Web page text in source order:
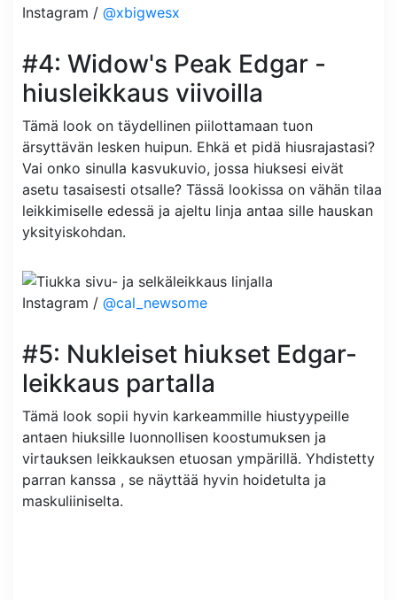
Instagram / @xbigwesx
#4: Widow's Peak Edgar -
hiusleikkaus viivoilla
Tämä look on täydellinen piilottamaan tuon
ärsyttävän lesken huipun. Ehkä et pidä hiusrajastasi?
Vai onko sinulla kasvukuvio, jossa hiuksesi eivät
asetu tasaisesti otsalle? Tässä lookissa on vähän tilaa
leikkimiselle edessä ja ajeltu linja antaa sille hauskan
yksityiskohdan.
Instagram / @cal_newsome
#5: Nukleiset hiukset Edgar-
leikkaus partalla
Tämä look sopii hyvin karkeammille hiustyypeille
antaen hiuksille luonnollisen koostumuksen ja
virtauksen leikkauksen etuosan ympärillä. Yhdistetty
parran kanssa , se näyttää hyvin hoidetulta ja
maskuliiniselta.